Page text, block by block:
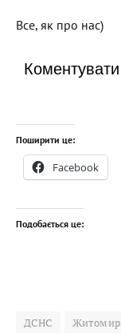
Все, як про нас)
Коментувати
Поширити це:
Facebook
Подобається це:
ДСНС Житомир